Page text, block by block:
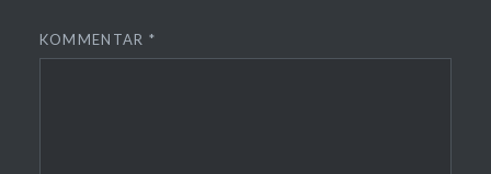
KOMMENTAR *